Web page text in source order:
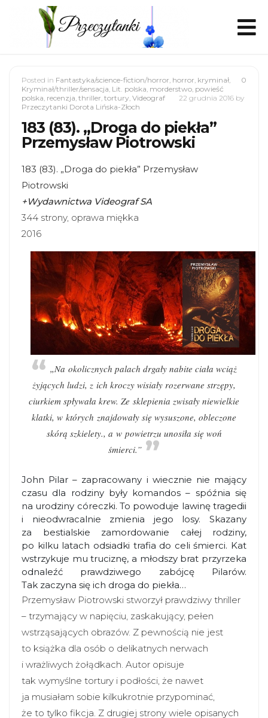
0
Posted in Fantastyka/science-fiction/horror, horror, kryminał,
Kryminał/thriller/sensacja, Lit. polska, morderstwo, powieść
polska, recenzja, thriller, tortury, Videograf 22 grudnia 2016 by
Przeczytanki Dorota Lińska-Złoch
183 (83). „Droga do piekła”
Przemysław Piotrowski
183 (83). „Droga do piekła” Przemysław
Piotrowski
+Wydawnictwa Videograf SA
344 strony, oprawa miękka
2016
„Na okolicznych palach drgały nabite ciała wciąż
żyjących ludzi, z ich kroczy wisiały rozerwane strzępy,
ciurkiem spływała krew. Ze sklepienia zwisały niewielkie
klatki, w których znajdowały się wysuszone, obleczone
skórą szkielety., a w powietrzu unosiła się woń
śmierci.”
John Pilar – zapracowany i wiecznie nie mający
czasu dla rodziny były komandos – spóźnia się
na urodziny córeczki. To powoduje lawinę tragedii
i nieodwracalnie zmienia jego losy. Skazany
za bestialskie zamordowanie całej rodziny,
po kilku latach odsiadki trafia do celi śmierci. Kat
wstrzykuje mu truciznę, a młodszy brat przyrzeka
odnaleźć prawdziwego zabójcę Pilarów.
Tak zaczyna się ich droga do piekła…
Przemysław Piotrowski stworzył prawdziwy thriller
– trzymający w napięciu, zaskakujący, pełen
wstrząsających obrazów. Z pewnością nie jest
to książka dla osób o delikatnych nerwach
i wrażliwych żołądkach. Autor opisuje
tak wymyślne tortury i podłości, że nawet
ja musiałam sobie kilkukrotnie przypominać,
że to tylko fikcja. Z drugiej strony wiele opisanych